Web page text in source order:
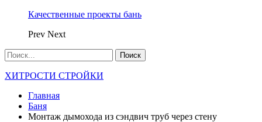
Качественные проекты бань
Prev Next
ХИТРОСТИ СТРОЙКИ
Главная
Баня
Монтаж дымохода из сэндвич труб через стену